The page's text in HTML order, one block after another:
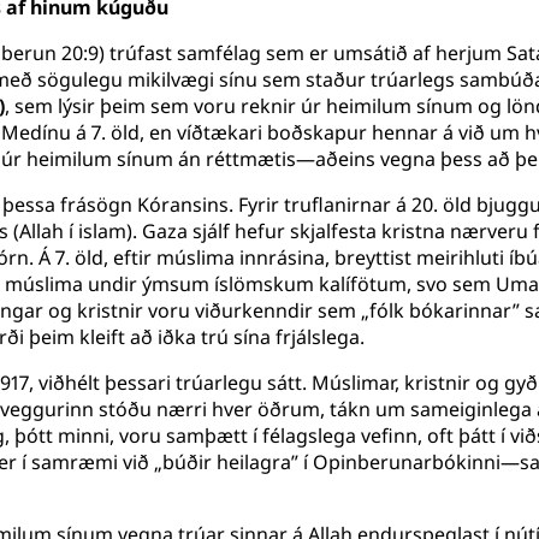
af hinum kúguðu
20:9) trúfast samfélag sem er umsátið af herjum
sögulegu mikilvægi sínu sem staður trúarlegs
, sem lýsir þeim sem voru reknir úr heimilum sínum og
á 7. öld, en víðtækari boðskapur hennar á við um
heimilum sínum án réttmætis—aðeins vegna þess að
frásögn Kóransins. Fyrir truflanirnar á 20. öld
í islam). Gaza sjálf hefur skjalfesta kristna nærveru
Á 7. öld, eftir múslima innrásina, breyttist meirihluti
undir ýmsum íslömskum kalífötum, svo sem
og kristnir voru viðurkenndir sem „fólk bókarinnar”
þeim kleift að iðka trú sína frjálslega.
viðhélt þessari trúarlegu sátt. Múslimar, kristnir og
stóðu nærri hver öðrum, tákn um
þótt minni, voru samþætt í félagslega vefinn, oft þátt í
í samræmi við „búðir heilagra” í